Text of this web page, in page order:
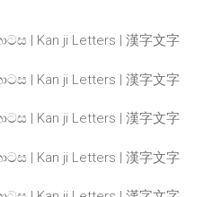
| Kan ji Letters | 漢字文字
Page
| Kan ji Letters | 漢字文字
Page
| Kan ji Letters | 漢字文字
Page
| Kan ji Letters | 漢字文字
Page